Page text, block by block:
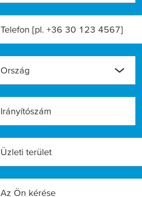
Telefon [pl. +36 30 123 4567]
Ország
Irányítószám
Üzleti terület
Az Ön kérése